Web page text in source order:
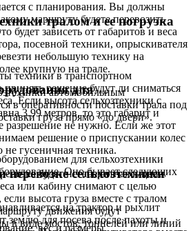
с планирования. Вы должны
маршруту будете перевозить
будет зависеть от габаритов и веса
посевной техники, опрыскивателя
небольшую технику на
крупную на трале.
автомобильным
в оперативности поставки трала под
груза прямо «до двери».
тралом и ее погрузка
техники в транспортном
решение будут ли сниматься
Если высота сельхозтехники с
3.99 метров, то это габарит и
разрешение не нужно. Если же этот
решение о приспускании колес
гусеничная техника.
будет негабаритная и цена
или кабину снимают с целью
высота груза вместе с тралом
движения будут
в виде мостов, тоннелей или линий
для
для сельхозтехники
Оно бывает следующих
на трактор и рыхлит
землю для посева после пахоты и
сельхозтехники
вес и размеры